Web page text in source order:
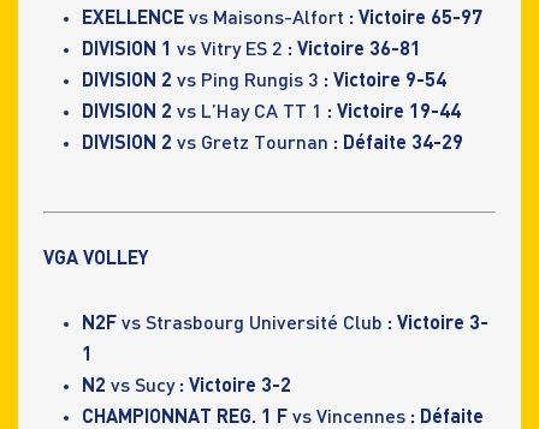
EXELLENCE vs Maisons-Alfort : Victoire 65-97
DIVISION 1 vs Vitry ES 2 : Victoire 36-81
DIVISION 2 vs Ping Rungis 3 : Victoire 9-54
DIVISION 2 vs L’Hay CA TT 1 : Victoire 19-44
DIVISION 2 vs Gretz Tournan : Défaite 34-29
VGA VOLLEY
N2F vs Strasbourg Université Club : Victoire 3-
1
N2 vs Sucy: Victoire 3-2
CHAMPIONNAT REG. 1 F vs Vincennes : Défaite